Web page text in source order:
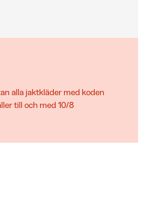
alla jaktkläder med koden
till och med 10/8